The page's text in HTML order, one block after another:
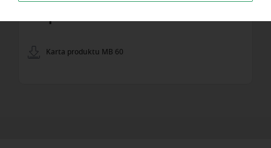
Do pobrania
Karta produktu MB 60